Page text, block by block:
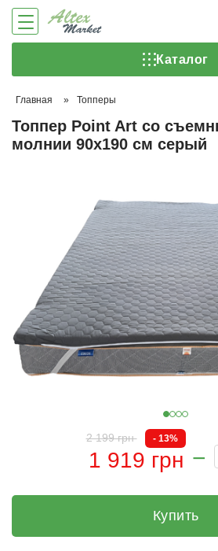
Каталог
Главная » Топперы
Топпер Point Art со
молнии 90х190 см серый
2 199 грн - 13%
1 919 грн
Купить